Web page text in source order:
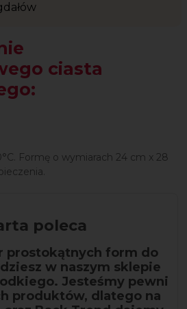
ciasta
Formę o wymiarach 24 cm x 28
poleca
prostokątnych form do
w naszym sklepie
Jesteśmy pewni
produktów, dlatego na